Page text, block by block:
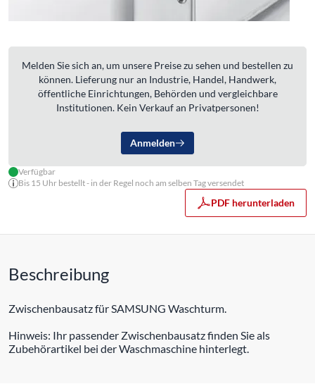
Melden Sie sich an, um unsere Preise zu sehen und bestellen zu
können. Lieferung nur an Industrie, Handel, Handwerk,
öffentliche Einrichtungen, Behörden und vergleichbare
Institutionen. Kein Verkauf an Privatpersonen!
Anmelden
Verfügbar
Bis 15 Uhr bestellt - in der Regel noch am selben Tag versendet
PDF herunterladen
Beschreibung
Zwischenbausatz für SAMSUNG Waschturm.
Hinweis: Ihr passender Zwischenbausatz finden Sie als
Zubehörartikel bei der Waschmaschine hinterlegt.